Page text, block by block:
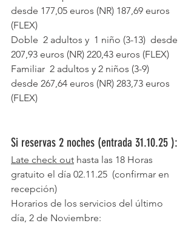
desde 177,05 euros (NR) 187,69 euros
(FLEX)
Doble  2 adultos y  1 niño (3-13)  desde
207,93 euros (NR) 220,43 euros (FLEX)
Familiar  2 adultos y 2 niños (3-9)
desde 267,64 euros (NR) 283,73 euros
(FLEX)
Si reservas 2 noches (entrada 31.10.25 ):
Late check out hasta las 18 Horas
gratuito el día 02.11.25  (confirmar en
recepción)
Horarios de los servicios del último
día, 2 de Noviembre: